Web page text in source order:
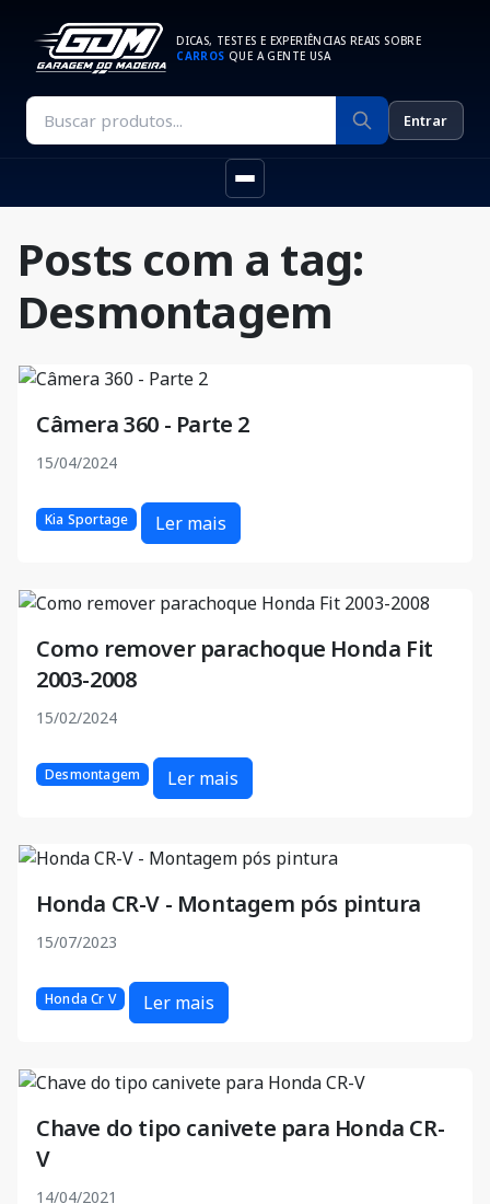
DICAS, TESTES E EXPERIÊNCIAS REAIS SOBRE
CARROS QUE A GENTE USA
Entrar
Posts com a tag:
Desmontagem
Câmera 360 - Parte 2
15/04/2024
Kia Sportage Ler mais
Como remover parachoque Honda Fit
2003-2008
15/02/2024
Desmontagem Ler mais
Honda CR-V - Montagem pós pintura
15/07/2023
Honda Cr V Ler mais
Chave do tipo canivete para Honda CR-
V
14/04/2021